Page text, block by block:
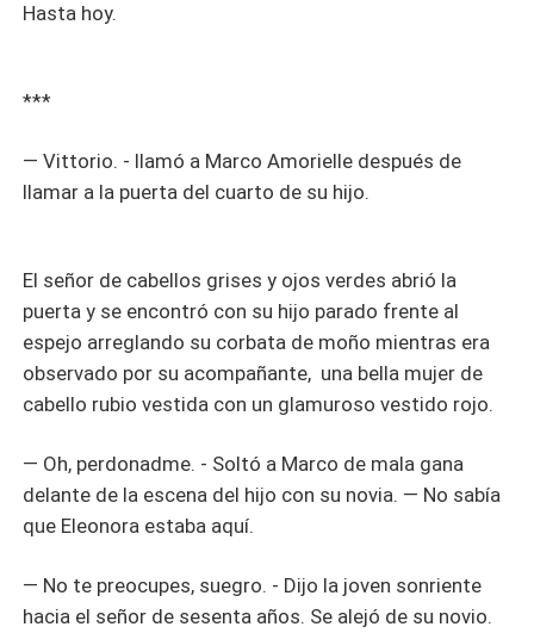
Hasta hoy.
***
— Vittorio. - llamó a Marco Amorielle después de
llamar a la puerta del cuarto de su hijo.
El señor de cabellos grises y ojos verdes abrió la
puerta y se encontró con su hijo parado frente al
espejo arreglando su corbata de moño mientras era
observado por su acompañante, una bella mujer de
cabello rubio vestida con un glamuroso vestido rojo.
— Oh, perdonadme. - Soltó a Marco de mala gana
delante de la escena del hijo con su novia. — No sabía
que Eleonora estaba aquí.
— No te preocupes, suegro. - Dijo la joven sonriente
hacia el señor de sesenta años. Se alejó de su novio.